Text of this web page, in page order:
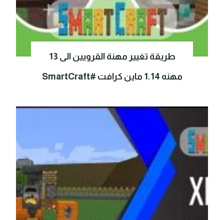
طريقة تغيير مهنة القرويين الى 13
مهنه 1.14 ماين كرافت #SmartCraft